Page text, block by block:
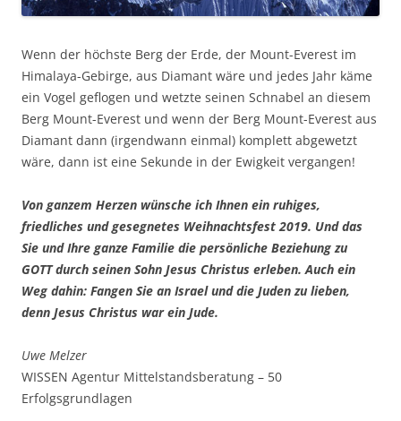
Wenn der höchste Berg der Erde, der Mount-Everest im
Himalaya-Gebirge, aus Diamant wäre und jedes Jahr käme
ein Vogel geflogen und wetzte seinen Schnabel an diesem
Berg Mount-Everest und wenn der Berg Mount-Everest aus
Diamant dann (irgendwann einmal) komplett abgewetzt
wäre, dann ist eine Sekunde in der Ewigkeit vergangen!
Von ganzem Herzen wünsche ich Ihnen ein ruhiges,
friedliches und gesegnetes Weihnachtsfest 2019. Und das
Sie und Ihre ganze Familie die persönliche Beziehung zu
GOTT durch seinen Sohn Jesus Christus erleben. Auch ein
Weg dahin: Fangen Sie an Israel und die Juden zu lieben,
denn Jesus Christus war ein Jude.
Uwe Melzer
WISSEN Agentur Mittelstandsberatung – 50
Erfolgsgrundlagen